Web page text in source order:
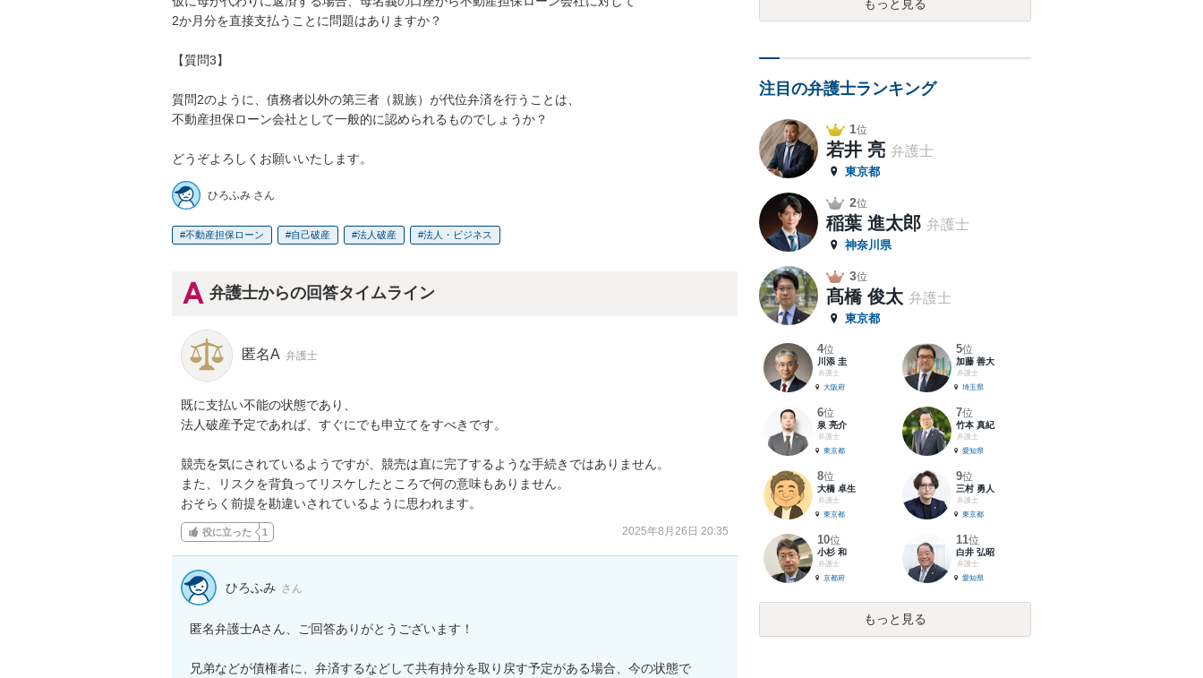
2か月分を直接支払うことに問題はありますか？
【質問3】
質問2のように、債務者以外の第三者（親族）が代位弁済を行うことは、
不動産担保ローン会社として一般的に認められるものでしょうか？
どうぞよろしくお願いいたします。
ひろふみ さん
不動産担保ローン 自己破産 法人破産 法人・ビジネス
弁護士からの回答タイムライン
匿名A 弁護士
既に支払い不能の状態であり、
法人破産予定であれば、すぐにでも申立てをすべきです。
競売を気にされているようですが、競売は直に完了するような手続きではありません。
また、リスクを背負ってリスケしたところで何の意味もありません。
おそらく前提を勘違いされているように思われます。
役に立った 1 2025年8月26日 20:35
ひろふみ さん
匿名弁護士Aさん、ご回答ありがとうございます！
兄弟などが債権者に、弁済するなどして共有持分を取り戻す予定がある場合、今の状態で
もっと見る
注目の弁護士ランキング
1位
若井 亮 弁護士
東京都
2位
稲葉 進太郎 弁護士
神奈川県
3位
髙橋 俊太 弁護士
東京都
4位
川添 圭
弁護士
大阪府
5位
加藤 善大
弁護士
埼玉県
6位
泉 亮介
弁護士
東京都
7位
竹本 真紀
弁護士
愛知県
8位
大橋 卓生
弁護士
東京都
9位
三村 勇人
弁護士
東京都
10位
小杉 和
弁護士
京都府
11位
白井 弘昭
弁護士
愛知県
もっと見る